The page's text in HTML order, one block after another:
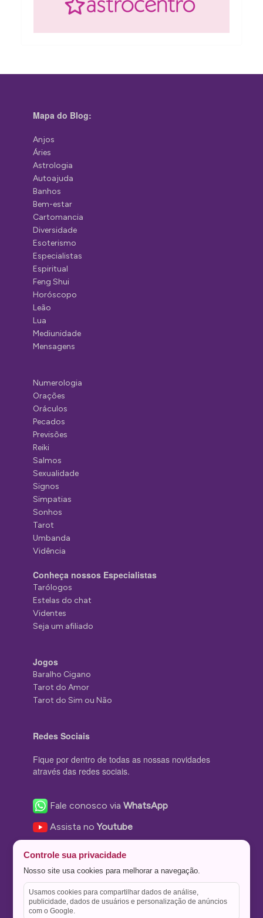
Mapa do Blog:
Anjos
Áries
Astrologia
Autoajuda
Banhos
Bem-estar
Cartomancia
Diversidade
Esoterismo
Especialistas
Espiritual
Feng Shui
Horóscopo
Leão
Lua
Mediunidade
Mensagens
Numerologia
Orações
Oráculos
Pecados
Previsões
Reiki
Salmos
Sexualidade
Signos
Simpatias
Sonhos
Tarot
Umbanda
Vidência
Conheça nossos Especialistas
Tarólogos
Estelas do chat
Videntes
Seja um afiliado
Jogos
Baralho Cigano
Tarot do Amor
Tarot do Sim ou Não
Redes Sociais
Fique por dentro de todas as nossas novidades
através das redes sociais.
Fale conosco viaWhatsApp
Assista noYoutube
Nos siga no Instagram
Nos siga noTwitter
Salve no
Controle sua privacidade
Nosso site usa cookies para melhorar a navegação.
Usamos cookies para compartilhar dados de análise,
publicidade, dados de usuários e personalização de anúncios
com o Google.